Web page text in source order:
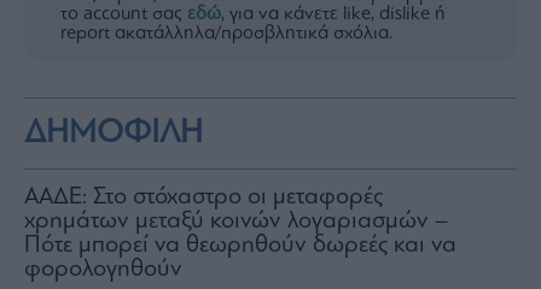
το account σας εδώ, για να κάνετε like, dislike ή
report ακατάλληλα/προσβλητικά σχόλια.
ΔΗΜΟΦΙΛΗ
ΑΑΔΕ: Στο στόχαστρο οι μεταφορές
χρημάτων μεταξύ κοινών λογαριασμών –
Πότε μπορεί να θεωρηθούν δωρεές και να
φορολογηθούν